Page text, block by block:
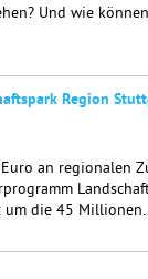
Und wie
Region
an regionalen
um die 45